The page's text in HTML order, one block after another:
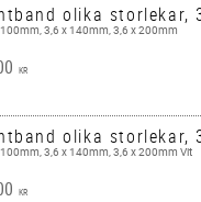
olika storlekar,
3,6 x 140mm, 3,6 x 200mm
KR
olika storlekar,
3,6 x 140mm, 3,6 x 200mm Vit
KR